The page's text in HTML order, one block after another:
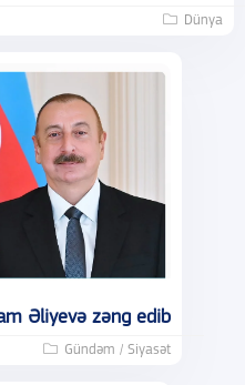
Dünya
Əliyevə zəng edib
Gündəm / Siyasət